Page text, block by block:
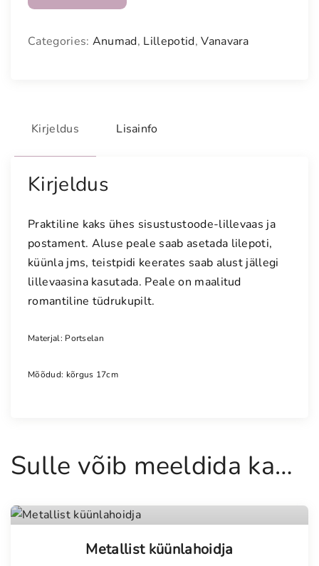
l
s
p
o
s
a
m
e
n
t
o
u
Categories: Anumad, Lillepotid,Vanavara
Kirjeldus Lisainfo
Kirjeldus
Praktiline kaks ühes sisustustoode-lillevaas ja
postament. Aluse peale saab asetada lilepoti,
küünla jms, teistpidi keerates saab alust jällegi
lillevaasina kasutada. Peale on maalitud
romantiline tüdrukupilt.
Materjal: Portselan
Mõõdud: kõrgus 17cm
Sulle võib meeldida ka…
Metallist küünlahoidja